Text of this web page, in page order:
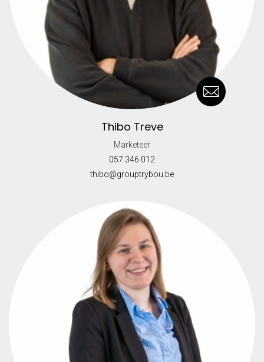
Thibo Treve
Marketeer
057 346 012
thibo@grouptrybou.be